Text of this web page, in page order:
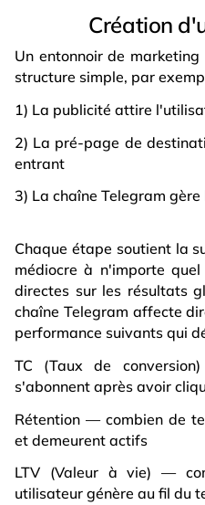
Création
Un entonnoir de
structure simple, par
1) La publicité attire
2) La pré-page de
entrant
3) La chaîne Telegram
Chaque étape soutient la
médiocre à n'importe
directes sur les résultats
chaîne Telegram affecte
performance suivants qui
TC (Taux de
s'abonnent après avoir
Rétention — combien de
et demeurent actifs
LTV (Valeur à vie) —
utilisateur génère au fil du